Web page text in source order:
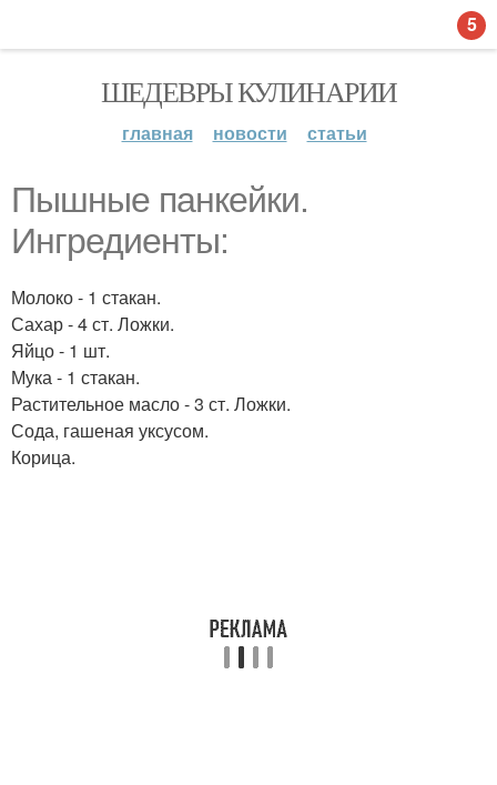
ШЕДЕВРЫ КУЛИНАРИИ
главная новости статьи
Пышные панкейки.
Ингредиенты:
Молоко - 1 стакан.
Сахар - 4 ст. Ложки.
Яйцо - 1 шт.
Мука - 1 стакан.
Растительное масло - 3 ст. Ложки.
Сода, гашеная уксусом.
Корица.
5